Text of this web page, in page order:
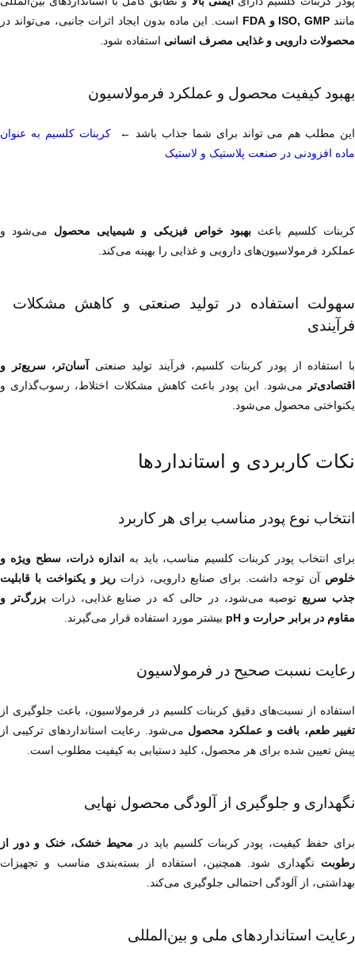
مانند ISO, GMP و FDA
است. این ماده بدون ایجاد اثرات جانبی، می‌تواند در
محصولات دارویی و غذایی مصرف انسانی استفاده شود.
بهبود کیفیت محصول و عملکرد فرمولاسیون
این مطلب هم می تواند برای شما جذاب باشد ←
ماده افزودنی در صنعت پلاستیک و لاستیک
کربنات کلسیم باعث بهبود خواص فیزیکی و شیمیایی محصول
عملکرد فرمولاسیون‌های دارویی و غذایی را بهینه می‌کند.
فرآیندی
با استفاده از پودر کربنات کلسیم، فرآیند تولید صنعتی
اقتصادی‌تر
یکنواختی محصول می‌شود.
نکات کاربردی و استانداردها
انتخاب نوع پودر مناسب برای هر کاربرد
برای انتخاب پودر کربنات کلسیم مناسب، باید به
خلوص آن توجه داشت. برای صنایع دارویی، ذرات
جذب سریع توصیه می‌شود، در حالی که در صنایع غذایی، ذرات
مقاوم در برابر حرارت و pH
بیشتر مورد استفاده قرار می‌گیرند.
رعایت نسبت صحیح در فرمولاسیون
استفاده از نسبت‌های دقیق کربنات کلسیم در فرمولاسیون، باعث جلوگیری از
تغییر طعم، بافت و عملکرد محصول
پیش تعیین شده برای هر محصول، کلید دستیابی به کیفیت مطلوب است.
نگهداری و جلوگیری از آلودگی محصول نهایی
برای حفظ کیفیت، پودر کربنات کلسیم باید در
رطوبت
بهداشتی، از آلودگی احتمالی جلوگیری می‌کند.
رعایت استانداردهای ملی و بین‌المللی